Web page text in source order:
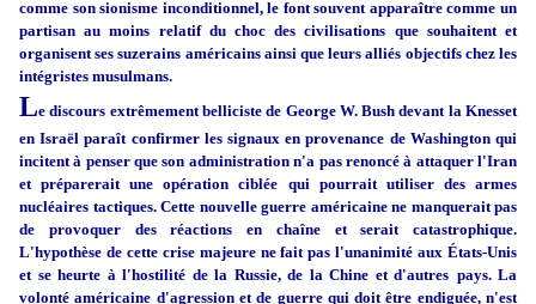
comme son sionisme inconditionnel, le font souvent apparaître comme un
partisan au moins relatif du choc des civilisations que souhaitent et
organisent ses suzerains américains ainsi que leurs alliés objectifs chez les
intégristes musulmans.
Le discours extrêmement belliciste de George W. Bush devant la Knesset
en Israël paraît confirmer les signaux en provenance de Washington qui
incitent à penser que son administration n'a pas renoncé à attaquer l'Iran
et préparerait une opération ciblée qui pourrait utiliser des armes
nucléaires tactiques. Cette nouvelle guerre américaine ne manquerait pas
de provoquer des réactions en chaîne et serait catastrophique.
L'hypothèse de cette crise majeure ne fait pas l'unanimité aux États-Unis
et se heurte à l'hostilité de la Russie, de la Chine et d'autres pays. La
volonté américaine d'agression et de guerre qui doit être endiguée, n'est